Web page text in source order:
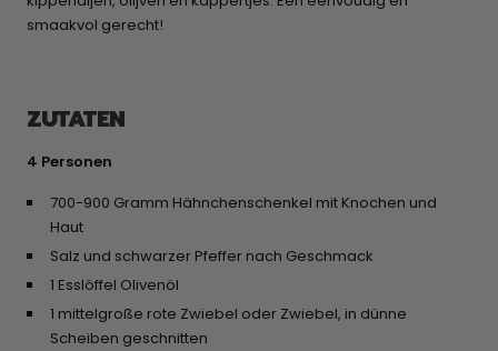
smaakvol gerecht!
ZUTATEN
4 Personen
700-900 Gramm Hähnchenschenkel mit Knochen und
Haut
Salz und schwarzer Pfeffer nach Geschmack
1 Esslöffel Olivenöl
1 mittelgroße rote Zwiebel oder Zwiebel, in dünne
Scheiben geschnitten